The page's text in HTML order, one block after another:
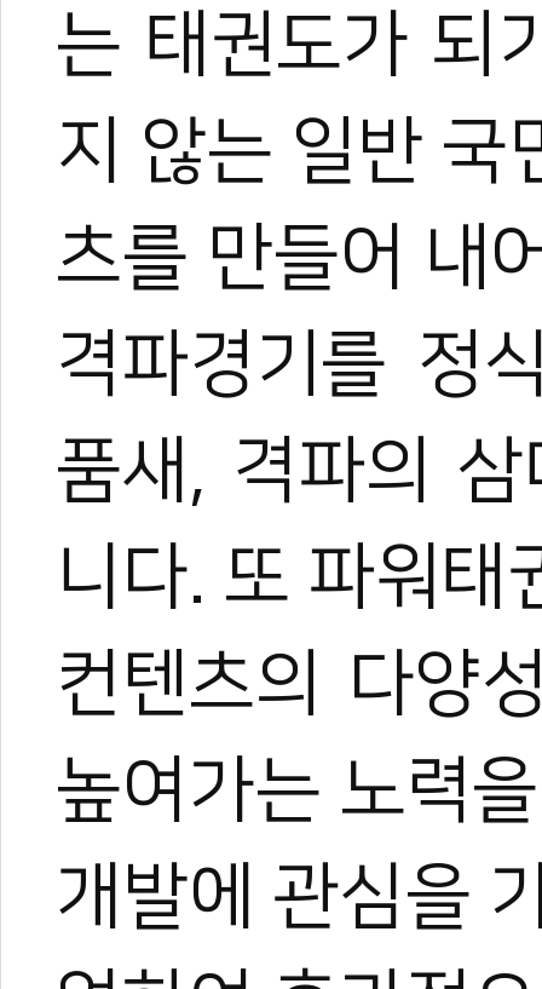
는 태권도가 되
지 않는 일반 국
츠를 만들어 내
격파경기를 정
품새, 격파의
니다. 또 파워태
컨텐츠의 다양
높여가는 노력
개발에 관심을